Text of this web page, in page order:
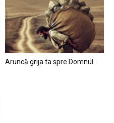
Aruncă grija ta spre Domnul…